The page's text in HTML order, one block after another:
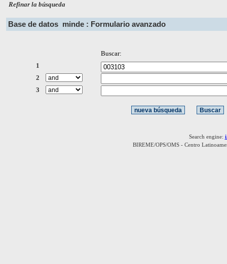
Refinar la búsqueda
Base de datos minde : Formulario avanzado
Buscar:
1
2
3
Search engine:
BIREME/OPS/OMS - Centro